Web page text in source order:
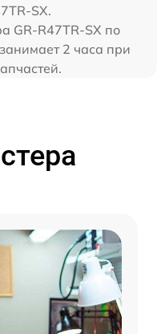
SX.
GR-R47TR-SX по
2 часа при